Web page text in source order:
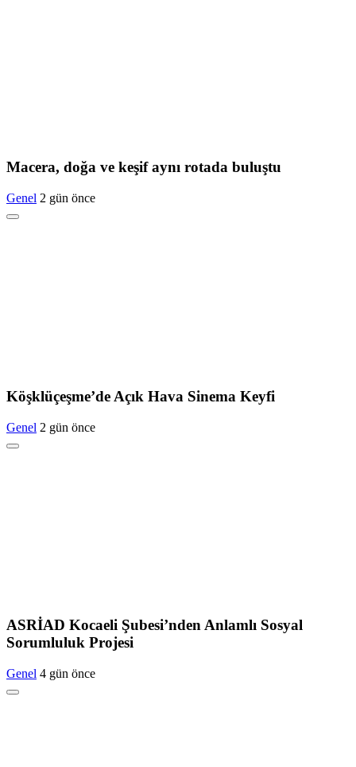
Macera, doğa ve keşif aynı rotada buluştu
Genel 2 gün önce
Köşklüçeşme’de Açık Hava Sinema Keyfi
Genel 2 gün önce
ASRİAD Kocaeli Şubesi’nden Anlamlı Sosyal
Sorumluluk Projesi
Genel 4 gün önce